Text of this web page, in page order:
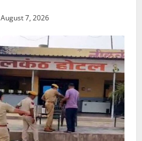
August 7, 2026